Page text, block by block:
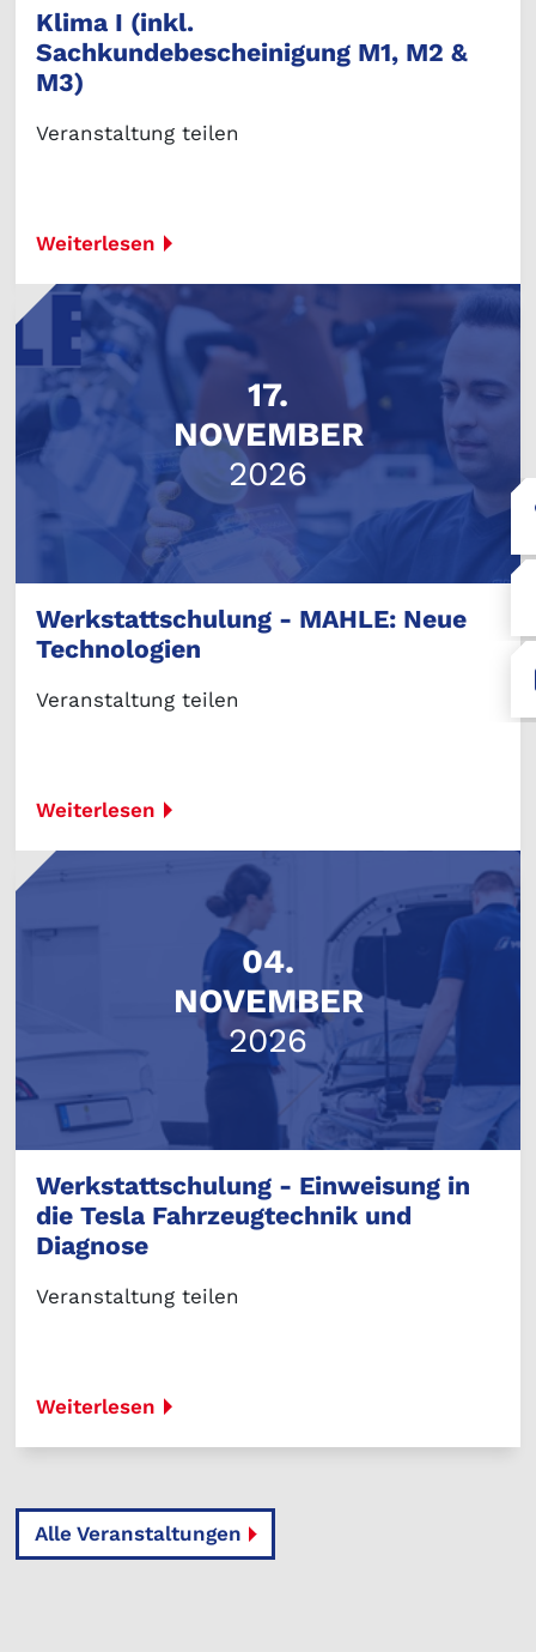
Klima I (inkl.
Sachkundebescheinigung M1, M2 &
M3)
Veranstaltung teilen
Weiterlesen
17.
NOVEMBER
2026
Werkstattschulung - MAHLE: Neue
Technologien
Veranstaltung teilen
Weiterlesen
04.
NOVEMBER
2026
Werkstattschulung - Einweisung in
die Tesla Fahrzeugtechnik und
Diagnose
Veranstaltung teilen
Weiterlesen
Alle Veranstaltungen